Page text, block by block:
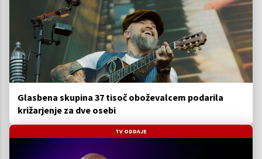
Glasbena skupina 37 tisoč oboževalcem podarila
križarjenje za dve osebi
TV ODDAJE